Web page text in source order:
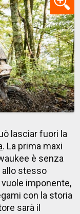
lasciar fuori la
. La prima maxi
è senza
allo stesso
imponente,
con la storia
sarà il